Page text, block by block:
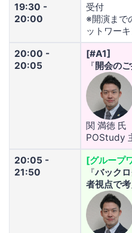
19:30 -
20:00
受付
※開演まで
ットワー
20:00 -
20:05
[#A1]
『開会の
関 満徳 氏
POStudy
20:05 -
21:50
[グループ
『バック
者視点で